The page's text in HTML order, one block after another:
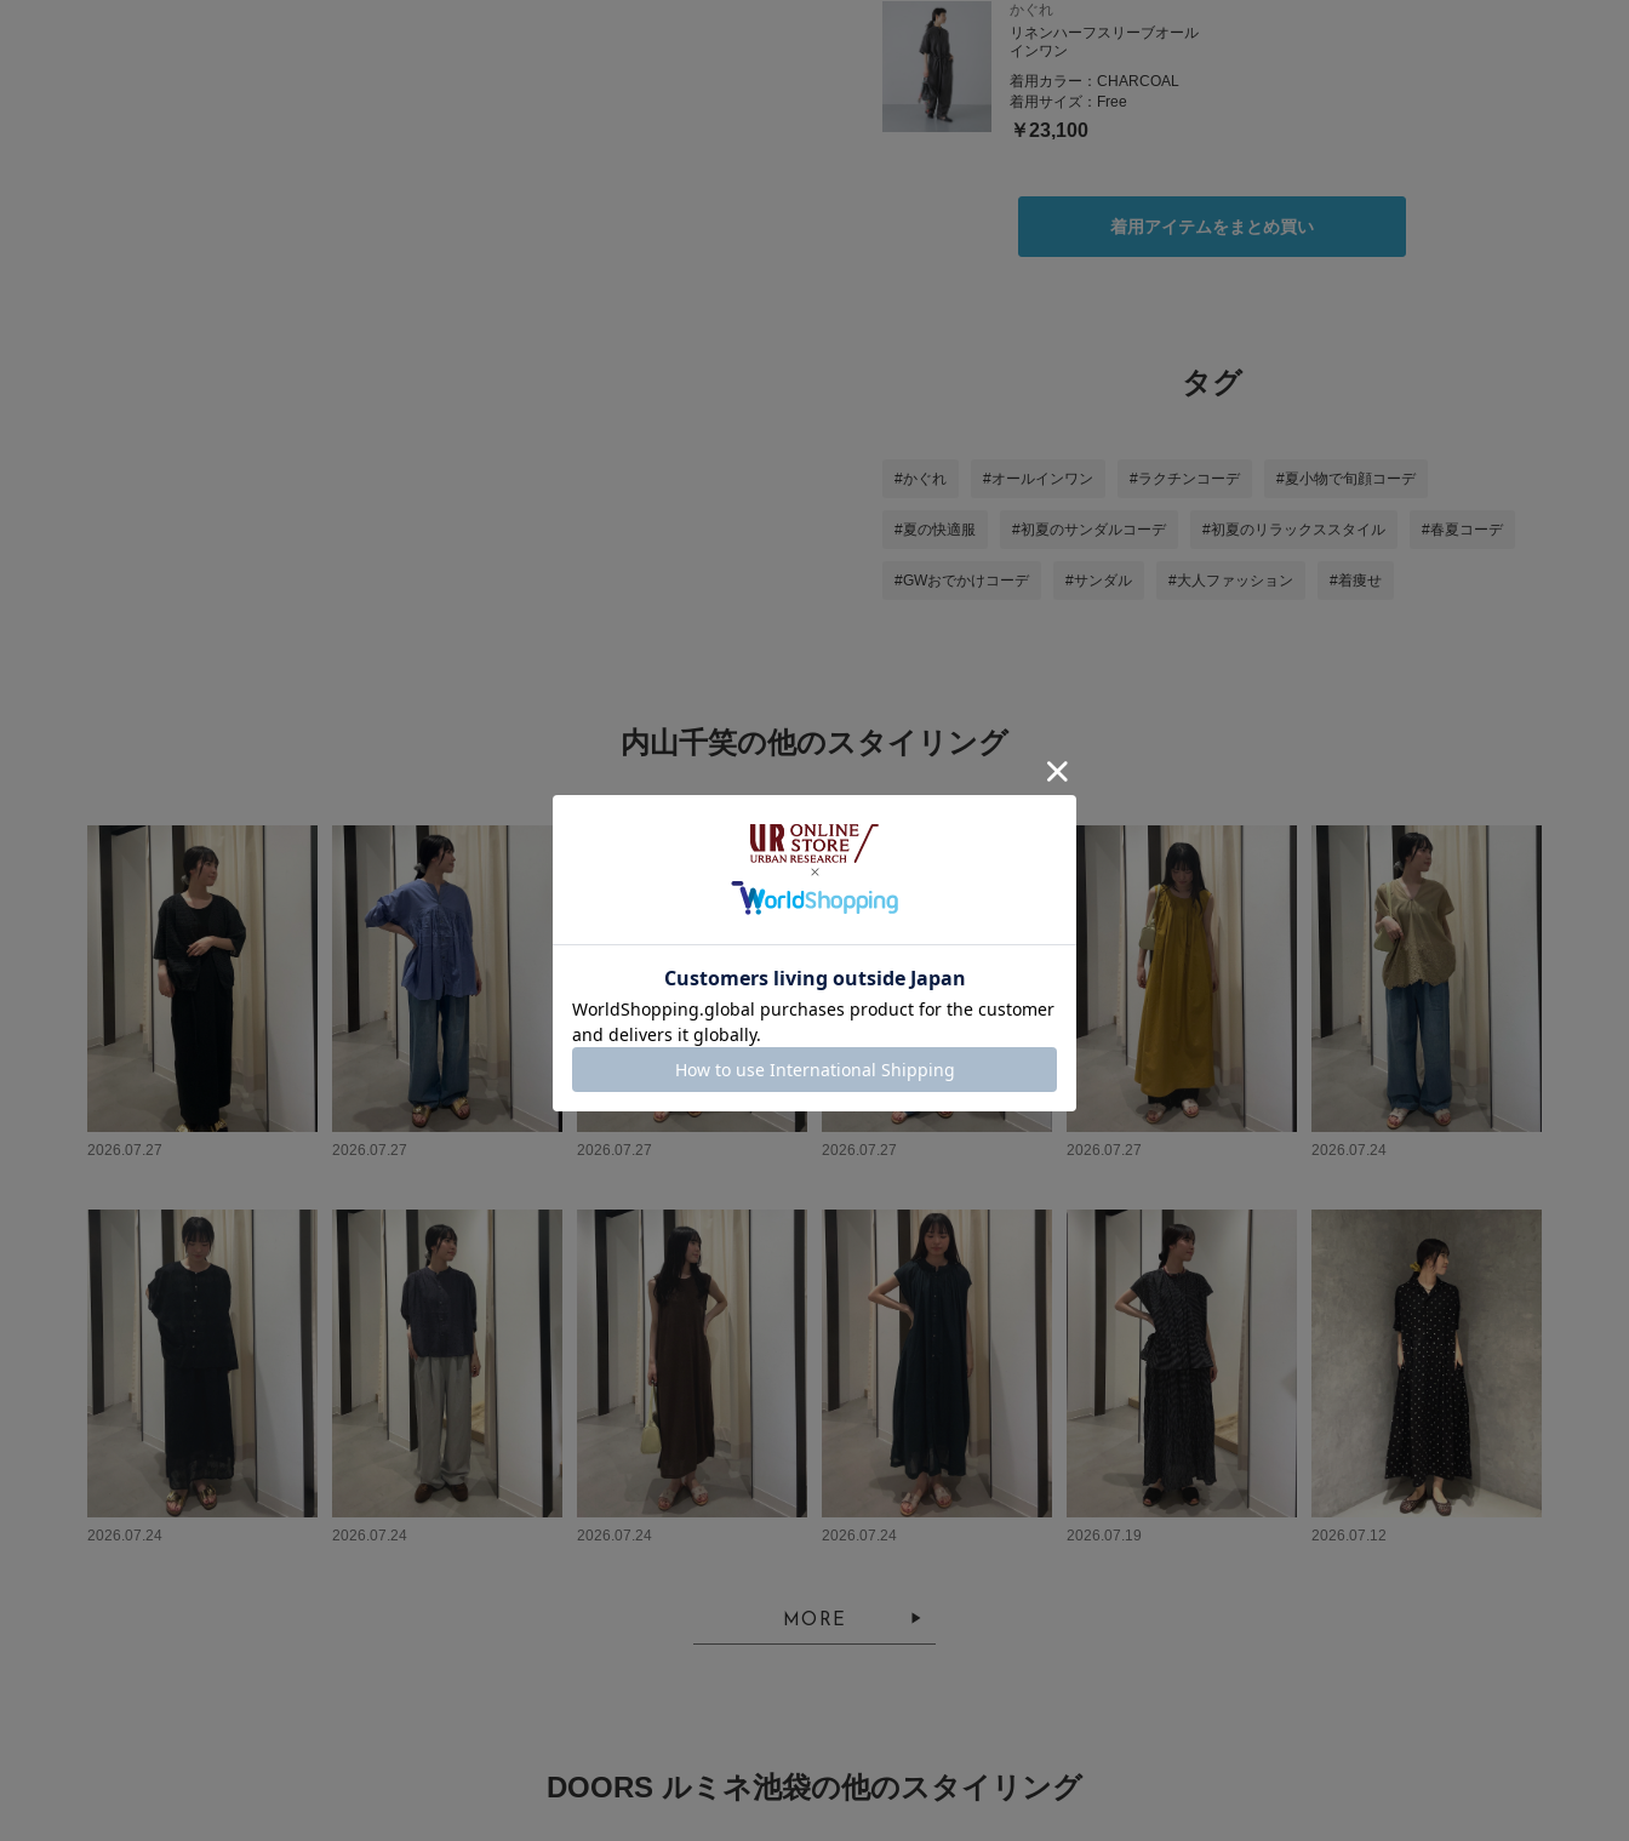
かぐれ
リネンハーフスリーブオール
インワン
着用カラー： CHARCOAL
着用サイズ： Free
￥23,100
着用アイテムをまとめ買い
タグ
#かぐれ #オールインワン #ラクチンコーデ #夏小物で旬顔コーデ
#夏の快適服 #初夏のサンダルコーデ #初夏のリラックススタイル #春夏コーデ
#GWおでかけコーデ #サンダル #大人ファッション #着痩せ
内山千笑の他のスタイリング
2026.07.27 2026.07.27 2026.07.27 2026.07.27 2026.07.27 2026.07.24
2026.07.24 2026.07.24 2026.07.24 2026.07.24 2026.07.19 2026.07.12
MORE
DOORS ルミネ池袋の他のスタイリング